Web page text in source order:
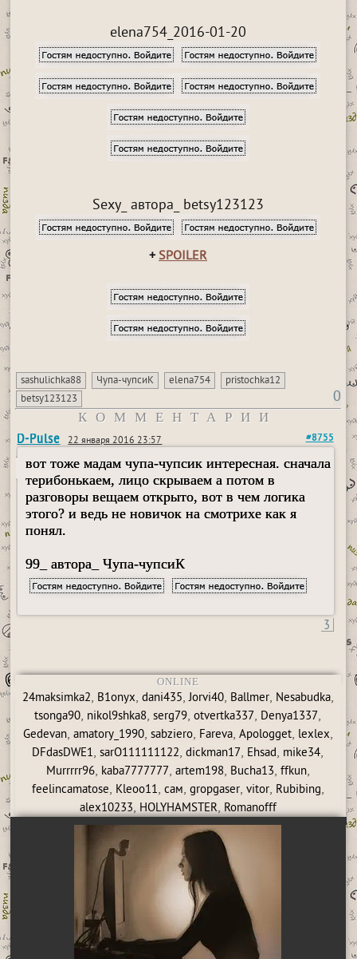
elena754_2016-01-20
Sexy_ автора_ betsy123123
+ SPOILER
sashulichka88 Чупа-чупсиК elena754
pristochka12
betsy123123
0
КОММЕНТАРИИ
D-Pulse 22 января 2016 23:57 #8755
вот тоже мадам чупа-чупсик интересная. сначала
терибонькаем, лицо скрываем а потом в
разговоры вещаем открыто, вот в чем логика
этого? и ведь не новичок на смотрихе как я
понял.
99_ автора_ Чупа-чупсиК
3
ONLINE
24maksimka2, B1onyx, dani435,Jorvi40, Ballmer, Nesabudka,
tsonga90, nikol9shka8,serg79,otvertka337, Denya1337,
Gedevan, amatory_1990, sabziero, Fareva, Apologget, lexlex,
DFdasDWE1,sarO111111122,dickman17, Ehsad, mike34,
Murrrrr96, kaba7777777, artem198, Bucha13, ffkun,
feelincamatose, Kleoo11, сам, gropgaser, vitor, Rubibing,
alex10233, HOLYHAMSTER, Romanofff